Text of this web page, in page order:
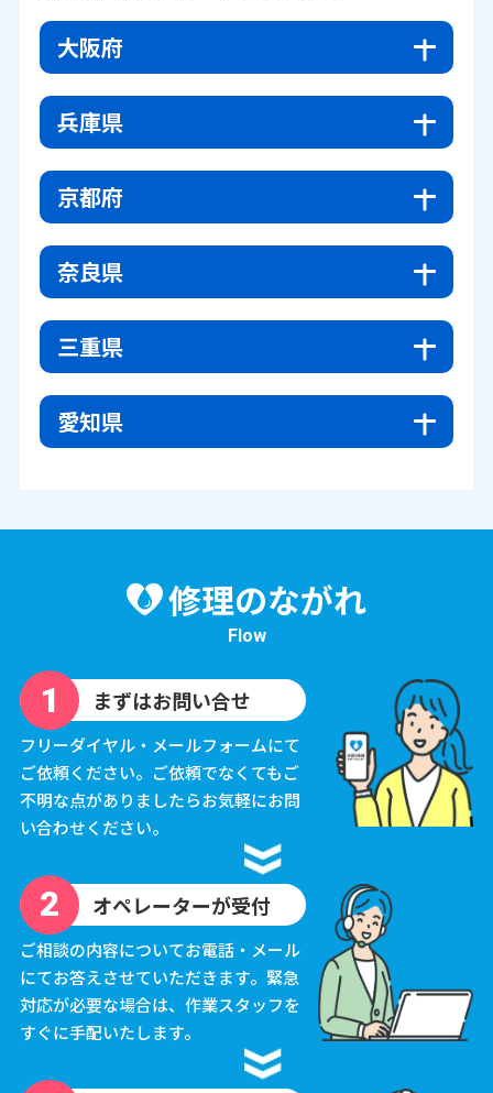
大阪府
兵庫県
京都府
奈良県
三重県
愛知県
修理のながれ
Flow
まずはお問い合せ
フリーダイヤル・メールフォームにて
ご依頼ください。ご依頼でなくてもご
不明な点がありましたらお気軽にお問
い合わせください。
オペレーターが受付
ご相談の内容についてお電話・メール
にてお答えさせていただきます。緊急
対応が必要な場合は、作業スタッフを
すぐに手配いたします。